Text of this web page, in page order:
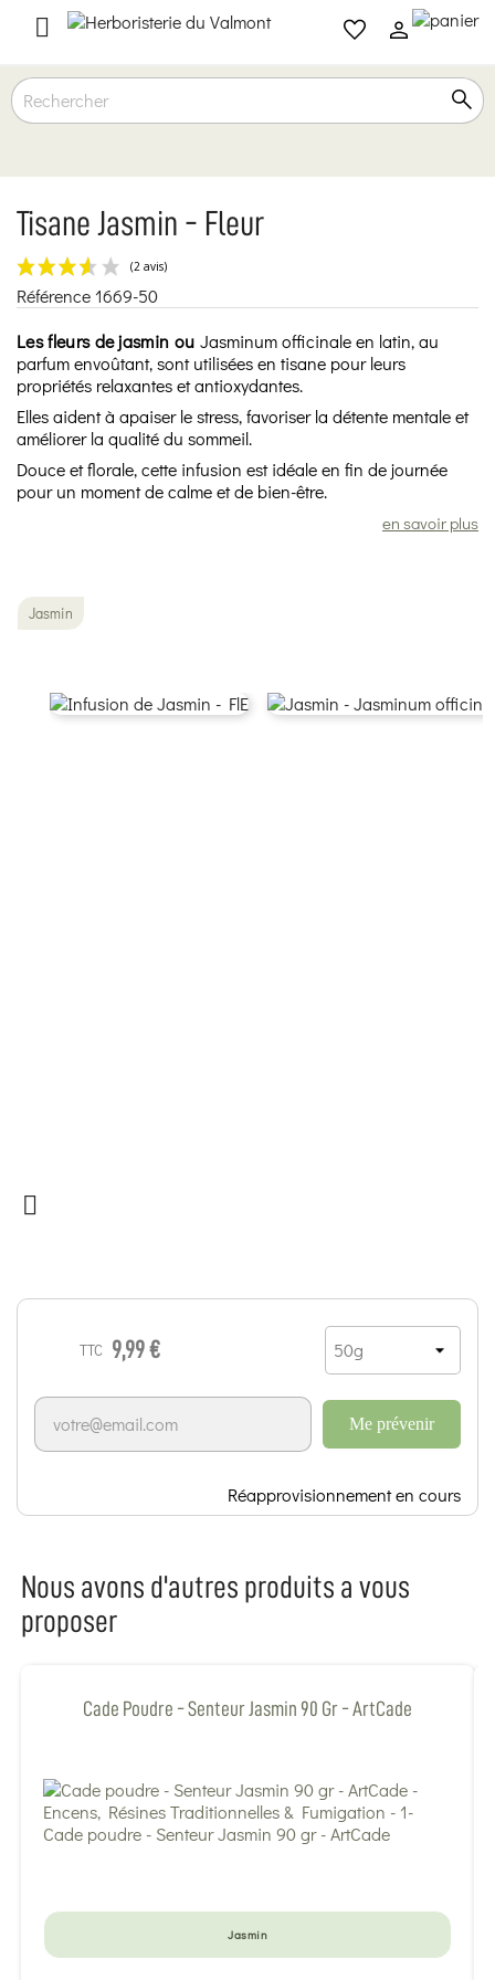

Tisane Jasmin - Fleur
(2 avis)
Référence1669-50
Les fleurs de jasmin ou Jasminum officinale en latin, au
parfum envoûtant, sont utilisées en tisane pour leurs
propriétés relaxantes et antioxydantes.
Elles aident à apaiser le stress, favoriser la détente mentale et
améliorer la qualité du sommeil.
Douce et florale, cette infusion est idéale en fin de journée
pour un moment de calme et de bien-être.
en savoir plus
Jasmin

TTC 9,99 €
Me prévenir
Réapprovisionnement en cours
Nous avons d'autres produits a vous
proposer
Cade Poudre - Senteur Jasmin 90 Gr - ArtCade
Jasmin